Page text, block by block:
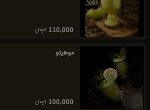
110,000 تومان
موهیتو
100,000 تومان